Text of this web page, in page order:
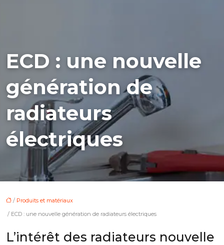
ECD : une nouvelle
génération de
radiateurs
électriques
/ Produits et matériaux
/ ECD : une nouvelle génération de radiateurs électriques
L’intérêt des radiateurs nouvelle